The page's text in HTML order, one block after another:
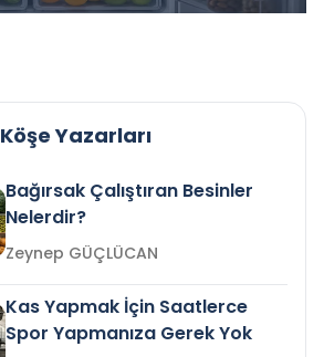
Köşe Yazarları
Bağırsak Çalıştıran Besinler
Nelerdir?
Zeynep GÜÇLÜCAN
Kas Yapmak İçin Saatlerce
Spor Yapmanıza Gerek Yok